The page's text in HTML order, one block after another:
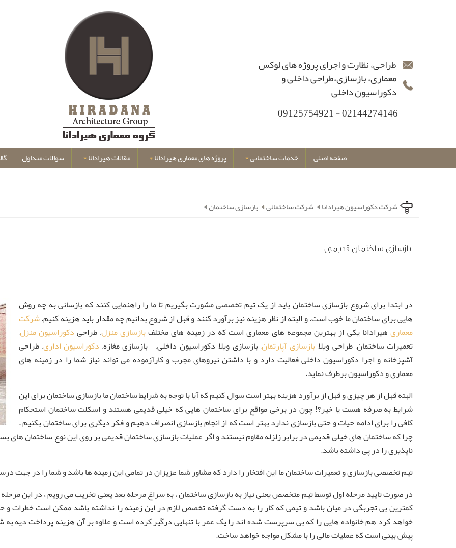
طراحی، نظارت و اجرای پروژه های لوکس
معماری، بازسازی،طراحی داخلی و
دکوراسیون داخلی
02144274146 - 09125754921
صفحه اصلی خدمات ساختمانی پروژه های معماری هیرادانا مقالات هیرادانا سوالات متداول
شرکت دکوراسیون هیرادانا شرکت ساختمانی بازسازی ساختمان
بازسازی ساختمان قدیمی
در ابتدا برای شروع بازسازی ساختمان باید از یک تیم تخصصی مشورت بگیریم تا ما را راهنمایی کنند که بازسانی به چه روش
هایی برای ساختمان ما خوب است. و البته از نظر هزینه نیز برآورد کنند و قبل از شروع بدانیم چه مقدار باید هزینه کنیم.شرکت
معماریهیرادانا یکی از بهترین مجموعه های معماری است که در زمینه های مختلفبازسازی منزل, طراحیدکوراسیون منزل,
تعمیرات ساختمان, طراحی ویلا,بازسازی آپارتمان, بازسازی ویلا, دکوراسیون داخلی, بازسازی مغازه, دکوراسیون اداری, طراحی
آشپزخانه و اجرا دکوراسیون داخلی فعالیت دارد و با داشتن نیروهای مجرب و کارآزموده می تواند نیاز شما را در زمینه های
معماری و دکوراسیون برطرف نماید.
البته قبل از هر چیزی و قبل از برآورد هزینه بهتر است سوال کنیم که آیا با توجه به شرایط ساختمان ما بازسازی ساختمان برای این
شرایط به صرفه هست یا خیر؟! چون در برخی مواقع برای ساختمان هایی که خیلی قدیمی هستند و اسکلت ساختمان استحکام
کافی را برای ادامه حیات و حتی بازسازی ندارد بهتر است که از انجام بازسازی انصراف دهیم و فکر دیگری برای ساختمان بکنیم .
چرا که ساختمان های خیلی قدیمی در برابر زلزله مقاوم نیستند و اگر عملیات بازسازی ساختمان قدیمی بر روی این نوع ساختمان
ناپذیری را در پی داشته باشد.
تیم تخصصی بازسازی و تعمیرات ساختمان ما این افتخار را دارد که مشاور شما عزیزان در تمامی این زمینه ها باشد و شما را در جهت
در صورت تایید مرحله اول توسط تیم متخصص یعنی نیاز به بازسازی ساختمان ، به سراغ مرحله بعد یعنی تخریب می رویم ، در این
کمترین بی تجربگی در میان باشد و تیمی که کار را به دست گرفته تخصص لازم در این زمینه را نداشته باشد ممکن است خطرات و
خواهد کرد هم خانواده هایی را که بی سرپرست شده اند را یک عمر با تنهایی درگیر کرده است و علاوه بر آن هزینه پرداخت دیه
پیش بینی است که عملیات مالی را با مشکل مواجه خواهد ساخت.